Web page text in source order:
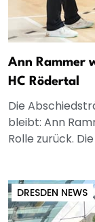
Ann Rammer
HC Rödertal
Die
bleibt: Ann
Rolle zurück.
DRESDEN NEWS